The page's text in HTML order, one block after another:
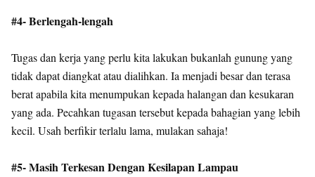
#4- Berlengah-lengah
Tugas dan kerja yang perlu kita lakukan bukanlah gunung yang
tidak dapat diangkat atau dialihkan. Ia menjadi besar dan terasa
berat apabila kita menumpukan kepada halangan dan kesukaran
yang ada. Pecahkan tugasan tersebut kepada bahagian yang lebih
kecil. Usah berfikir terlalu lama, mulakan sahaja!
#5- Masih Terkesan Dengan Kesilapan Lampau